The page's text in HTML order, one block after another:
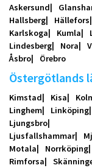
Askersund
Hallsberg
Hällefors
Karlskoga
Kumla
Lindesberg
Nora
Åsbro
Örebro
Östergötlands
Kimstad Kisa
Linghem
Linköping
Ljungsbro
Ljusfallshammar
Motala
Norrköping
Rimforsa